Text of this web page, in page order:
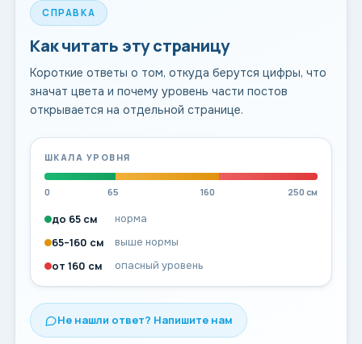
СПРАВКА
Как читать эту страницу
Короткие ответы о том, откуда берутся цифры, что
значат цвета и почему уровень части постов
открывается на отдельной странице.
ШКАЛА УРОВНЯ
0 65 160 250 см
до 65 см норма
65–160 см выше нормы
от 160 см опасный уровень
Не нашли ответ? Напишите нам